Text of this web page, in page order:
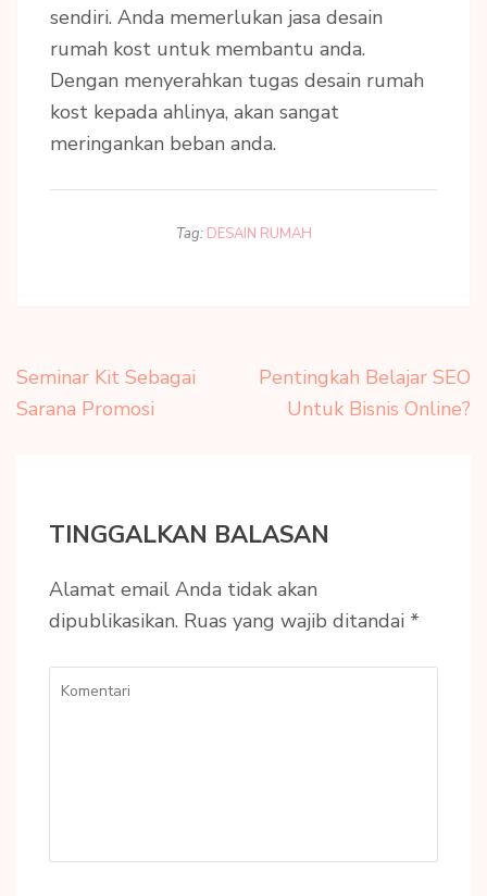
sendiri. Anda memerlukan jasa desain
rumah kost untuk membantu anda.
Dengan menyerahkan tugas desain rumah
kost kepada ahlinya, akan sangat
meringankan beban anda.
Tag: DESAIN RUMAH
Navigasi
pos
Seminar Kit Sebagai
Sarana Promosi
Pentingkah Belajar SEO
Untuk Bisnis Online?
TINGGALKAN BALASAN
Alamat email Anda tidak akan
dipublikasikan. Ruas yang wajib ditandai *
Komentari